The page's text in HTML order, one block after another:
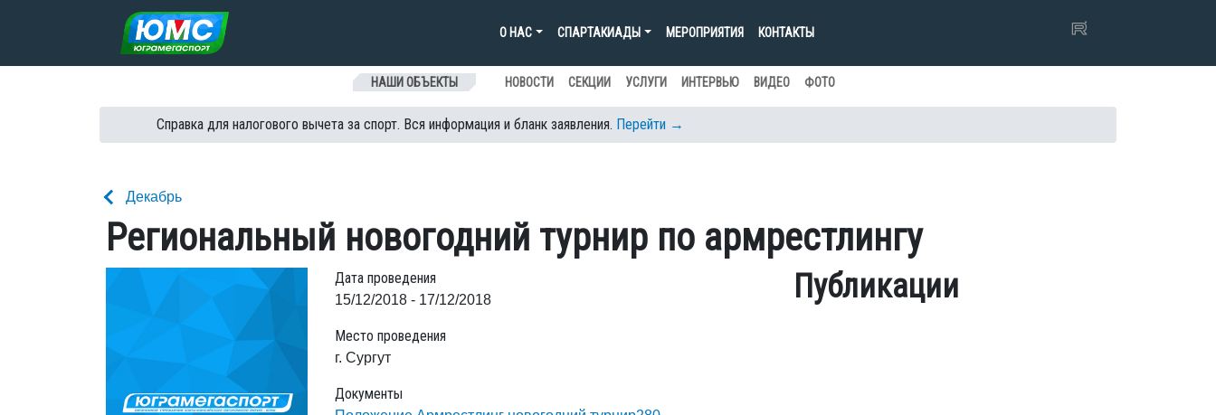
Перейти к содержанию
О НАС СПАРТАКИАДЫ МЕРОПРИЯТИЯ КОНТАКТЫ
НАШИ ОБЪЕКТЫ НОВОСТИ СЕКЦИИ УСЛУГИ ИНТЕРВЬЮ ВИДЕО ФОТО
Справка для налогового вычета за спорт. Вся информация и бланк заявления. Перейти →
Декабрь
Региональный новогодний турнир по армрестлингу
Дата проведения
15/12/2018 - 17/12/2018
Место проведения
г. Сургут
Документы
Публикации